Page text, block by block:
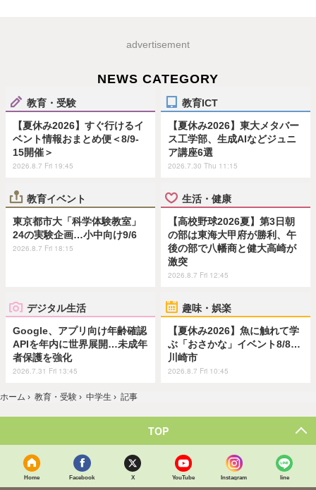
advertisement
NEWS CATEGORY
教育・受験
【夏休み2026】すぐ行けるイ
ベント情報おまとめ便＜8/9-
15開催＞
2026.8.7 Fri 19:45
教育ICT
【夏休み2026】東大メタバー
ス工学部、生成AIなどジュニ
ア講座6選
2026.7.30 Thu 11:15
教育イベント
東京都市大「科学体験教室」
24の実験企画…小中向け9/6
2026.8.7 Fri 18:15
生活・健康
【高校野球2026夏】第3日朝
の部は東海大甲府が勝利、午
後の部で八幡商と健大高崎が
激突
2026.8.7 Fri 12:45
デジタル生活
Google、アプリ向け年齢確認
APIを年内に世界展開…未成年
者保護を強化
2026.7.31 Fri 13:45
趣味・娯楽
【夏休み2026】魚に触れて学
ぶ「おさかな」イベント8/8…
川崎市
2026.8.7 Fri 10:45
ホーム › 教育・受験 › 中学生 › 記事
TOP
Home Facebook X YouTube Instagram line